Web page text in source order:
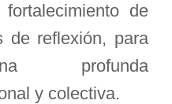
de
de reflexión, para
profunda
y colectiva.